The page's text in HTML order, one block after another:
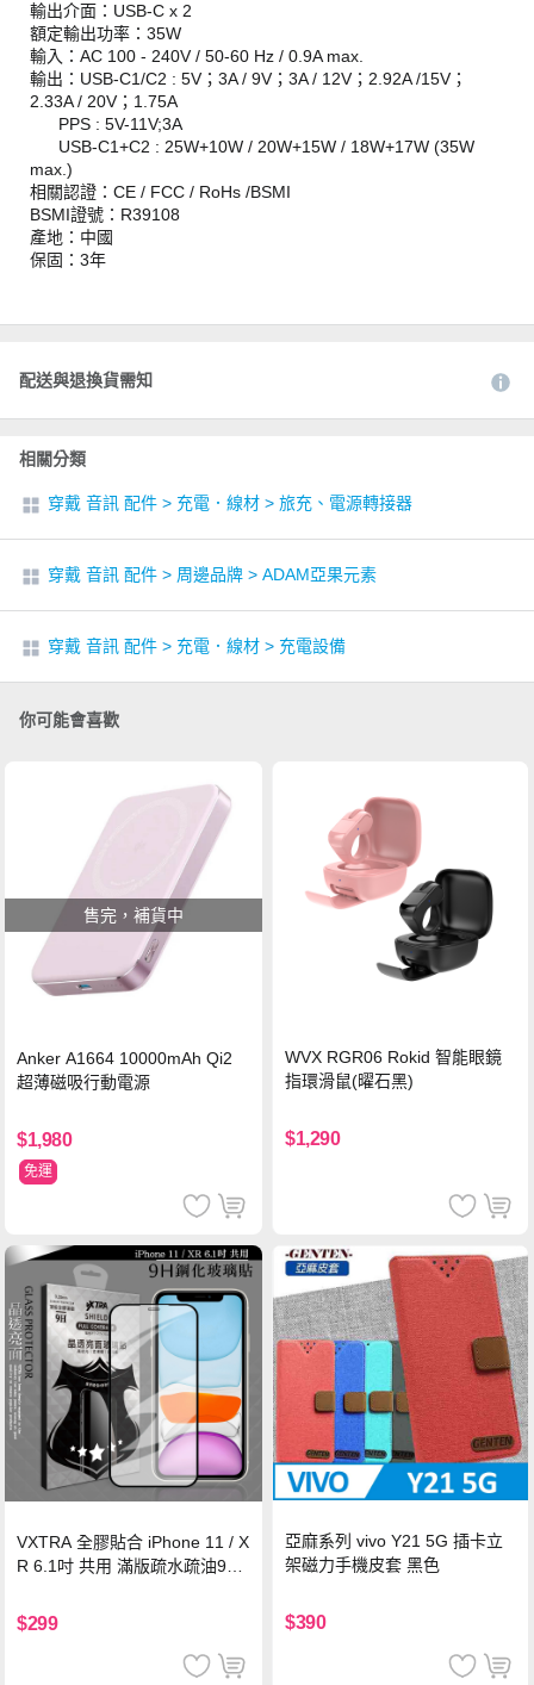
輸出介面：USB-C x 2
額定輸出功率：35W
輸入：AC 100 - 240V / 50-60 Hz / 0.9A max.
輸出：USB-C1/C2 : 5V；3A / 9V；3A / 12V；2.92A /15V；
2.33A / 20V；1.75A
PPS : 5V-11V;3A
USB-C1+C2 : 25W+10W / 20W+15W / 18W+17W (35W
max.)
相關認證：CE / FCC / RoHs /BSMI
BSMI證號：R39108
產地：中國
保固：3年
配送與退換貨需知
相關分類
穿戴 音訊 配件 > 充電．線材 > 旅充、電源轉接器
穿戴 音訊 配件 > 周邊品牌 > ADAM亞果元素
穿戴 音訊 配件 > 充電．線材 > 充電設備
你可能會喜歡
售完，補貨中
Anker A1664 10000mAh Qi2
超薄磁吸行動電源
$1,980
免運
WVX RGR06 Rokid 智能眼鏡
指環滑鼠(曜石黑)
$1,290
VXTRA 全膠貼合 iPhone 11 / X
R 6.1吋 共用 滿版疏水疏油9H
$299
亞麻系列 vivo Y21 5G 插卡立
架磁力手機皮套 黑色
$390